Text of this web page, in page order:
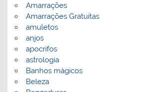
Amarrações
Amarrações Gratuitas
amuletos
anjos
apocrifos
astrologia
Banhos mágicos
Beleza